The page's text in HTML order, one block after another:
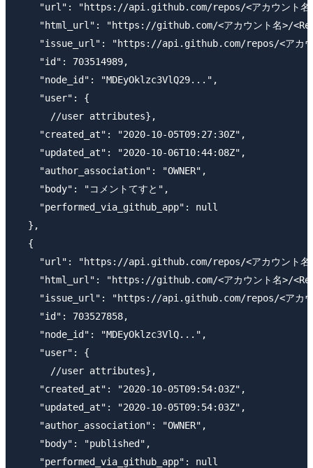
"url": "https://api.github.com/repos/<アカウント
"html_url": "https://github.com/<アカウント名>/
"issue_url": "https://api.github.com/repos/<アカ
    "id": 703514989,
    "node_id": "MDEyOklzc3VlQ29...",
    "user": {
      //user attributes},
    "created_at": "2020-10-05T09:27:30Z",
    "updated_at": "2020-10-06T10:44:08Z",
    "author_association": "OWNER",
    "body": "コメントてすと",
    "performed_via_github_app": null
  },
  {
"url": "https://api.github.com/repos/<アカウント
"html_url": "https://github.com/<アカウント名>/
"issue_url": "https://api.github.com/repos/<アカ
    "id": 703527858,
    "node_id": "MDEyOklzc3VlQ...",
    "user": {
      //user attributes},
    "created_at": "2020-10-05T09:54:03Z",
    "updated_at": "2020-10-05T09:54:03Z",
    "author_association": "OWNER",
    "body": "published",
    "performed_via_github_app": null